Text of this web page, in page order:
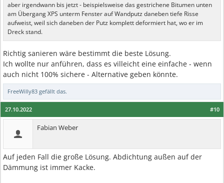
aber irgendwann bis jetzt - beispielsweise das gestrichene Bitumen unten
am Übergang XPS unterm Fenster auf Wandputz daneben tiefe Risse
aufweist, weil sich daneben der Putz komplett deformiert hat, wo er im
Dreck stand.
Richtig sanieren wäre bestimmt die beste Lösung.
Ich wollte nur anführen, dass es villeicht eine einfache - wenn
auch nicht 100% sichere - Alternative geben könnte.
FreeWilly83 gefällt das.
#10
27.10.2022
Fabian Weber
Auf jeden Fall die große Lösung. Abdichtung außen auf der
Dämmung ist immer Kacke.